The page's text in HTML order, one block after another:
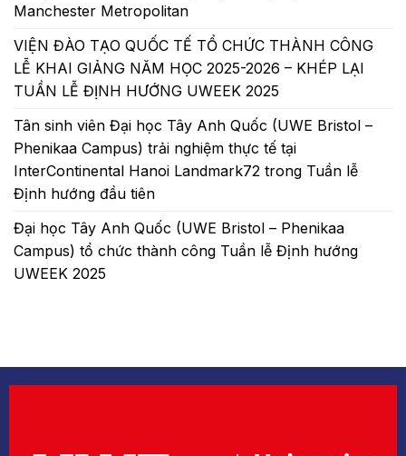
Manchester Metropolitan
VIỆN ĐÀO TẠO QUỐC TẾ TỔ CHỨC THÀNH CÔNG
LỄ KHAI GIẢNG NĂM HỌC 2025-2026 – KHÉP LẠI
TUẦN LỄ ĐỊNH HƯỚNG UWEEK 2025
Tân sinh viên Đại học Tây Anh Quốc (UWE Bristol –
Phenikaa Campus) trải nghiệm thực tế tại
InterContinental Hanoi Landmark72 trong Tuần lễ
Định hướng đầu tiên
Đại học Tây Anh Quốc (UWE Bristol – Phenikaa
Campus) tổ chức thành công Tuần lễ Định hướng
UWEEK 2025